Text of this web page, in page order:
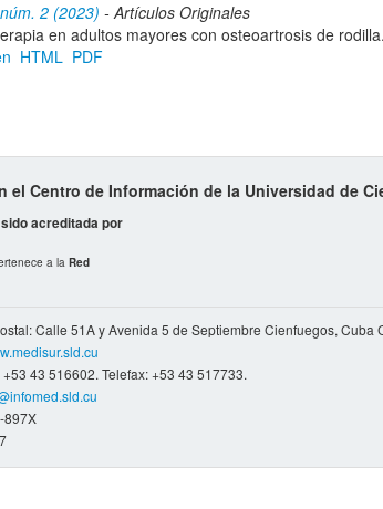
2 (2023) - Artículos Originales
en adultos mayores con osteoartrosis de
HTML PDF
el Centro de Información de la Universidad de
acreditada por
a la Red
Calle 51A y Avenida 5 de Septiembre Cienfuegos, Cuba
43 516602. Telefax: +53 43 517733.
897X